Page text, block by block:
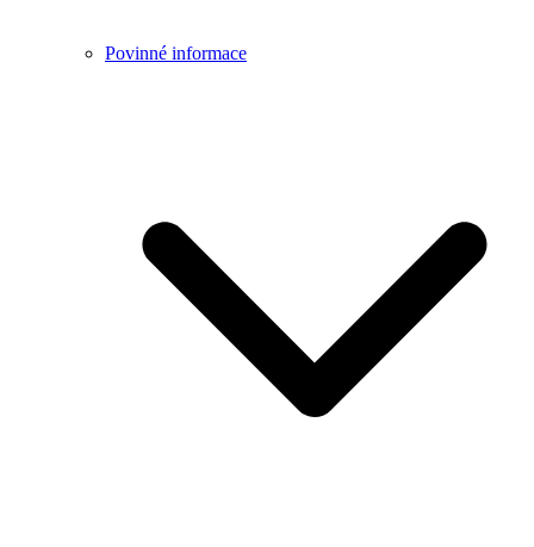
Povinné informace